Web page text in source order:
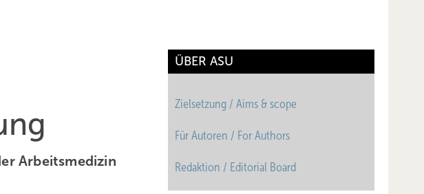
Arbeitsmedizin
ÜBER ASU
Zielsetzung / Aims & scope
Für Autoren / For Authors
Redaktion / Editorial Board